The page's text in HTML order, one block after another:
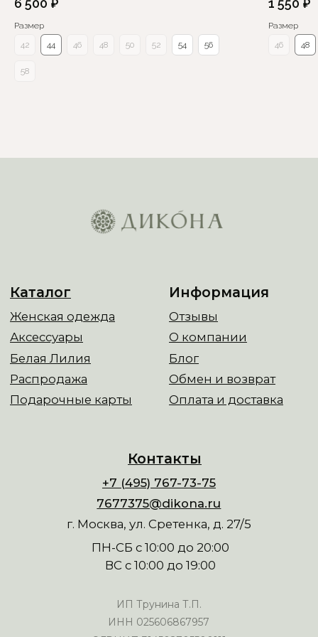
Размер
42
44 46 48 50 52 54 56
58
Размер
46
48